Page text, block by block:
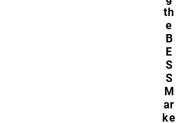
th
e
B
E
S
S
M
ar
ke